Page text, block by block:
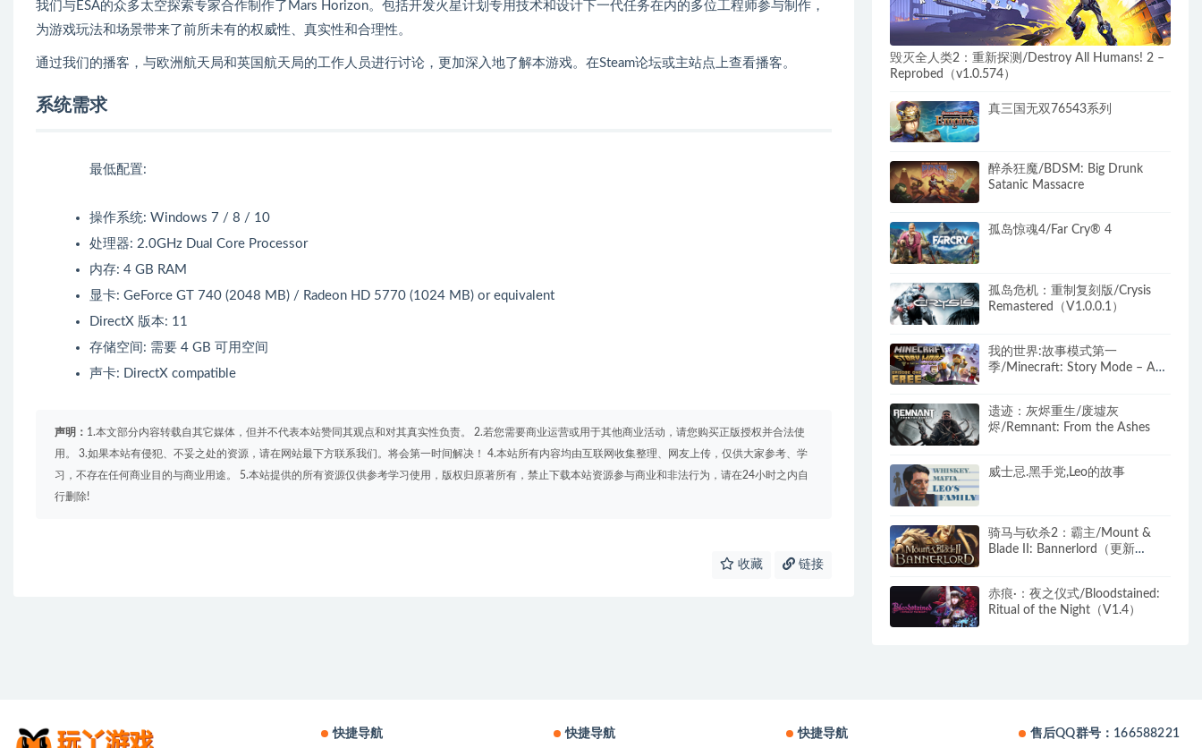
我们与ESA的众多太空探索专家合作制作了Mars Horizon。包括开发火星计划专用技术和设计下一代任务在内的多位工程师参与制作，
为游戏玩法和场景带来了前所未有的权威性、真实性和合理性。
通过我们的播客，与欧洲航天局和英国航天局的工作人员进行讨论，更加深入地了解本游戏。在Steam论坛或主站点上查看播客。
系统需求
最低配置:
操作系统: Windows 7 / 8 / 10
处理器: 2.0GHz Dual Core Processor
内存: 4 GB RAM
显卡: GeForce GT 740 (2048 MB) / Radeon HD 5770 (1024 MB) or equivalent
DirectX 版本: 11
存储空间: 需要 4 GB 可用空间
声卡: DirectX compatible
声明： 1.本文部分内容转载自其它媒体，但并不代表本站赞同其观点和对其真实性负责。 2.若您需要商业运营或用于其他商业活动，请您购买正版授权并合法使
用。 3.如果本站有侵犯、不妥之处的资源，请在网站最下方联系我们。将会第一时间解决！ 4.本站所有内容均由互联网收集整理、网友上传，仅供大家参考、学
习，不存在任何商业目的与商业用途。 5.本站提供的所有资源仅供参考学习使用，版权归原著所有，禁止下载本站资源参与商业和非法行为，请在24小时之内自
行删除!
收藏 链接
毁灭全人类2：重新探测/Destroy All Humans! 2 –
Reprobed（v1.0.574）
真三国无双76543系列
醉杀狂魔/BDSM: Big Drunk
Satanic Massacre
孤岛惊魂4/Far Cry® 4
孤岛危机：重制复刻版/Crysis
Remastered（V1.0.0.1）
我的世界:故事模式第一
季/Minecraft: Story Mode – A
遗迹：灰烬重生/废墟灰
烬/Remnant: From the Ashes
威士忌.黑手党,Leo的故事
骑马与砍杀2：霸主/Mount &
Blade II: Bannerlord（更新
赤痕·：夜之仪式/Bloodstained:
Ritual of the Night（V1.4）
快捷导航 快捷导航 快捷导航 售后QQ群号：166588221